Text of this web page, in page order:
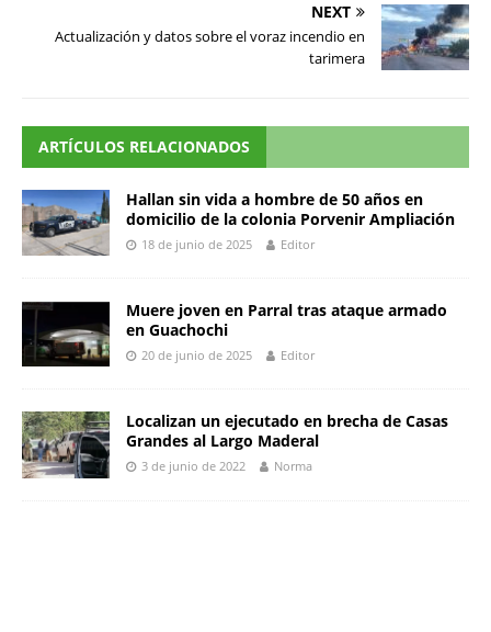
NEXT
Actualización y datos sobre el voraz incendio en
tarimera
ARTÍCULOS RELACIONADOS
Hallan sin vida a hombre de 50 años en
domicilio de la colonia Porvenir Ampliación
18 de junio de 2025 Editor
Muere joven en Parral tras ataque armado
en Guachochi
20 de junio de 2025 Editor
Localizan un ejecutado en brecha de Casas
Grandes al Largo Maderal
3 de junio de 2022 Norma